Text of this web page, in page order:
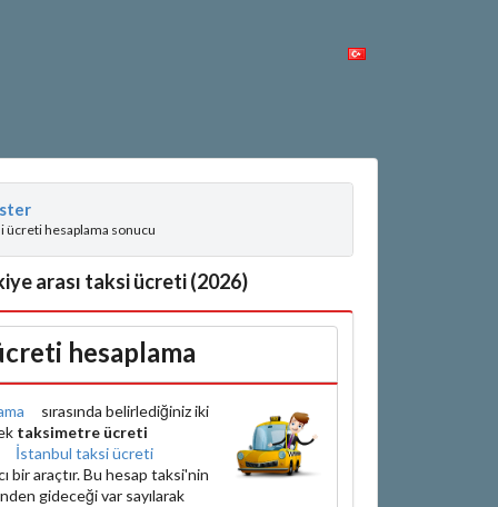
ücreti hesaplama sonucu
arası taksi ücreti (2026)
hesaplama
sırasında belirlediğiniz iki
taksimetre ücreti
İstanbul taksi ücreti
bir araçtır. Bu hesap taksi'nin
gideceği var sayılarak